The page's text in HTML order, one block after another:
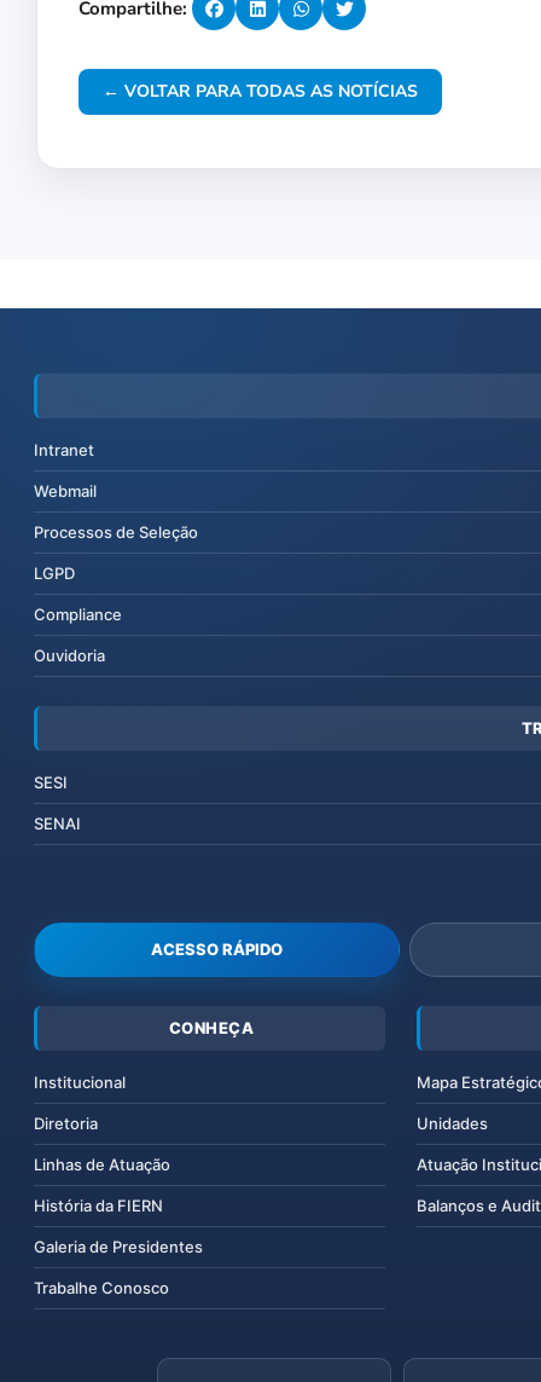
Compartilhe:
← VOLTAR PARA TODAS AS NOTÍCIAS
Intranet
Webmail
Processos de Seleção
LGPD
Compliance
Ouvidoria
SESI
SENAI
ACESSO RÁPIDO
CONHEÇA
Institucional
Diretoria
Linhas de Atuação
História da FIERN
Galeria de Presidentes
Trabalhe Conosco
Mapa
Unidades
Atuação
Balanços e